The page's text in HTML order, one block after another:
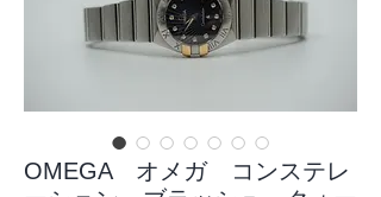
OMEGA オメガ コンステレ